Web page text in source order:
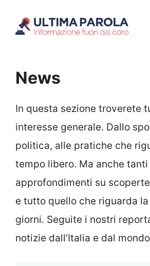
News
In questa sezione troverete
interesse generale. Dallo
politica, alle pratiche che
tempo libero. Ma anche tanti
approfondimenti su
e tutto quello che riguarda
giorni. Seguite i nostri
notizie dall’Italia e dal mondo